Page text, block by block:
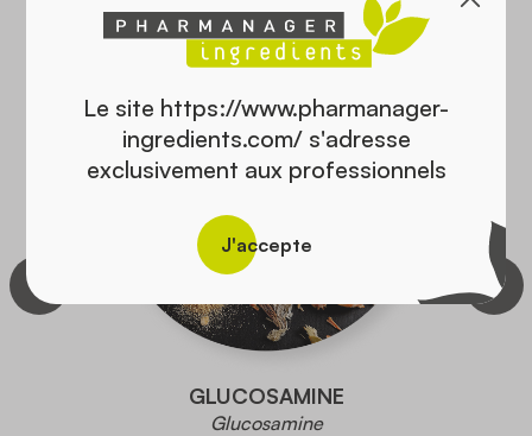
GLUCOSAMINE
Glucosamine
Le site https://www.pharmanager-
ingredients.com/ s'adresse
exclusivement aux professionnels
J'accepte